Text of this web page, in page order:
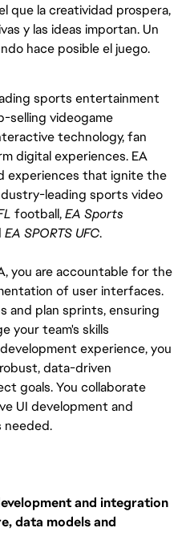
que la creatividad prospera,
y las ideas importan. Un
hace posible el juego.
sports entertainment
selling videogame
technology, fan
digital experiences. EA
experiences that ignite the
leading sports video
football, EA Sports
EA SPORTS UFC.
you are accountable for the
of user interfaces.
and plan sprints, ensuring
your team's skills
experience, you
data-driven
goals. You collaborate
UI development and
needed.
and integration
data models and